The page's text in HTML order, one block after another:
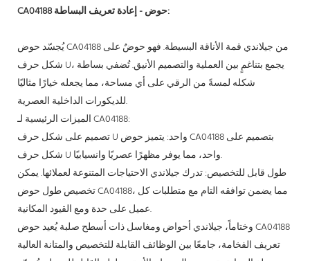
CA04188 حوض - إعادة تعريف البساطة:
يُجسّد حوض CA04188 من جيلاندي قمة الأناقة البسيطة. فهو حوضٌ على
شكل حرف U، يجمع بتناغمٍ بين العملية والتصميم الأنيق. تُضفي بساطة
شكله لمسةً من الرقي على أي مساحة، مما يجعله خيارًا مثاليًا
للديكورات الداخلية العصرية.
الميزات الرئيسية لـ CA04188:
تصميم على شكل حرف U واحد: يتميز حوض CA04188 بتصميم على
شكل حرف U واحد، مما يوفر مظهرًا عصريًا وانسيابيًا.
طول قابل للتخصيص: تدرك جيلاندي الاحتياجات المتنوعة لعملائها. يمكن
تخصيص طول حوض CA04188، مما يضمن توافقه التام مع متطلبات كل
عميل على حدة ومع القيود المكانية.
وختاماً، جيلاندي أحواض ومغاسل ذات أسطح صلبةيُعيد حوض CA04188
تعريف الفخامة، جامعًا بين الوظائف القابلة للتخصيص والمتانة العالية